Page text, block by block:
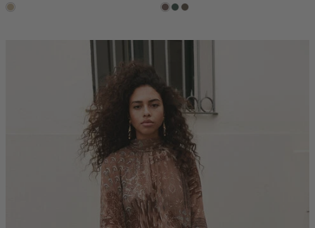
lichtzand
taupe
groen,
bruin